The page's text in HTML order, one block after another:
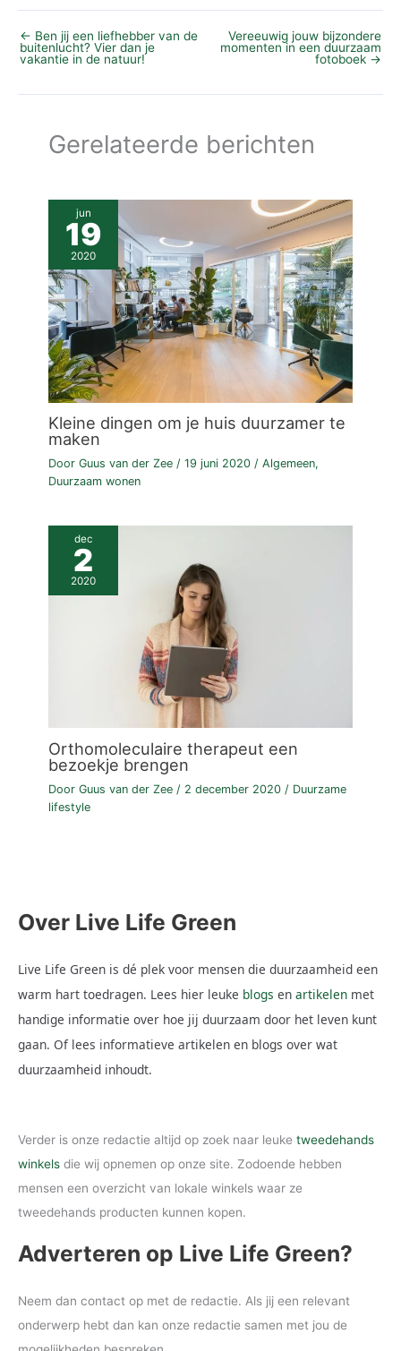
← Ben jij een liefhebber van de
buitenlucht? Vier dan je
vakantie in de natuur!
Vereeuwig jouw bijzondere
momenten in een duurzaam
fotoboek →
Gerelateerde berichten
jun
19
2020
Kleine dingen om je huis duurzamer te
maken
DoorGuus van der Zee/19 juni 2020/Algemeen,
Duurzaam wonen
dec
2
2020
Orthomoleculaire therapeut een
bezoekje brengen
DoorGuus van der Zee/ 2 december 2020/ Duurzame
lifestyle
Over Live Life Green
Live Life Green is dé plek voor mensen die duurzaamheid een
warm hart toedragen. Lees hier leuke blogs en artikelen met
handige informatie over hoe jij duurzaam door het leven kunt
gaan. Of lees informatieve artikelen en blogs over wat
duurzaamheid inhoudt.
Verder is onze redactie altijd op zoek naar leuke tweedehands
winkels die wij opnemen op onze site. Zodoende hebben
mensen een overzicht van lokale winkels waar ze
tweedehands producten kunnen kopen.
Adverteren op Live Life Green?
Neem dan contact op met de redactie. Als jij een relevant
onderwerp hebt dan kan onze redactie samen met jou de